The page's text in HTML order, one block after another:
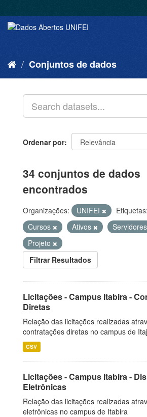
Conjuntos de dados
Ordenar por
34 conjuntos de dados
encontrados
Organizações: UNIFEI Etiquetas:
Cursos
Ativos
Servidores
Projeto
Filtrar Resultados
Licitações - Campus Itabira -
Diretas
Relação das licitações realizadas
contratações diretas no campus de
CSV
Licitações - Campus Itabira -
Eletrônicas
Relação das licitações realizadas
eletrônicas no campus de Itabira